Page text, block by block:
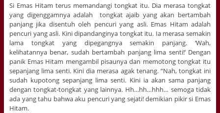
Si Emas Hitam terus memandangi tongkat itu. Dia merasa tongkat
yang digenggamnya adalah tongkat ajaib yang akan bertambah
panjang jika disentuh oleh pencuri yang asli. Emas Hitam adalah
pencuri yang asli. Kini dipandanginya tongkat itu. Ia merasa semakin
lama tongkat yang dipegangnya semakin panjang. ‘Wah,
kelihatannya benar, sudah bertambah panjang lima senti!’ Dengan
panik Emas Hitam mengambil pisaunya dan memotong tongkat itu
sepanjang lima senti. Kini dia merasa agak tenang. “Nah, tongkat ini
sudah kupotong sepanjang lima senti. Kini ia akan sama panjang
dengan tongkat-tongkat yang lainnya. Hh…hh…hhh… semoga tidak
ada yang tahu bahwa aku pencuri yang sejati! demikian pikir si Emas
Hitam.